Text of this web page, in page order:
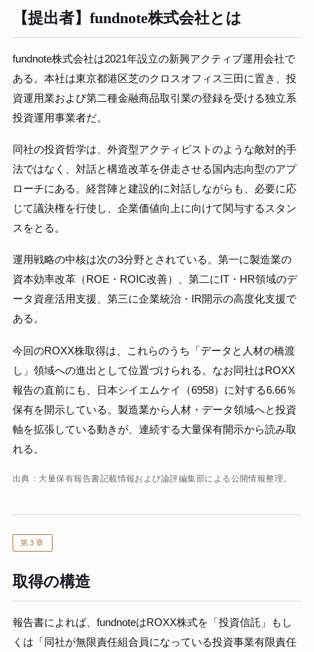
【提出者】fundnote株式会社とは
fundnote株式会社は2021年設立の新興アクティブ運用会社で
ある。本社は東京都港区芝のクロスオフィス三田に置き、投
資運用業および第二種金融商品取引業の登録を受ける独立系
投資運用事業者だ。
同社の投資哲学は、外資型アクティビストのような敵対的手
法ではなく、対話と構造改革を併走させる国内志向型のアプ
ローチにある。経営陣と建設的に対話しながらも、必要に応
じて議決権を行使し、企業価値向上に向けて関与するスタン
スをとる。
運用戦略の中核は次の3分野とされている。第一に製造業の
資本効率改革（ROE・ROIC改善）、第二にIT・HR領域のデ
ータ資産活用支援、第三に企業統治・IR開示の高度化支援で
ある。
今回のROXX株取得は、これらのうち「データと人材の橋渡
し」領域への進出として位置づけられる。なお同社はROXX
報告の直前にも、日本シイエムケイ（6958）に対する6.66％
保有を開示している。製造業から人材・データ領域へと投資
軸を拡張している動きが、連続する大量保有開示から読み取
れる。
出典：大量保有報告書記載情報および論評編集部による公開情報整理。
第3章
取得の構造
報告書によれば、fundnoteはROXX株式を「投資信託」もし
くは「同社が無限責任組合員になっている投資事業有限責任